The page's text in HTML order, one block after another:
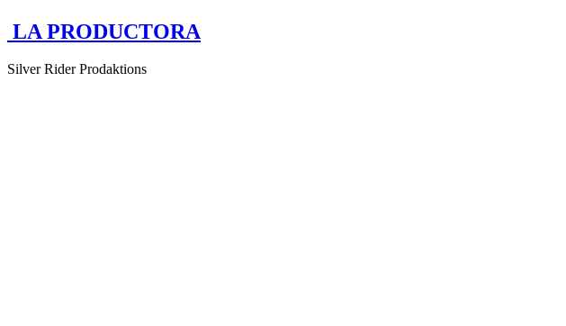
LA PRODUCTORA
Silver Rider Prodaktions